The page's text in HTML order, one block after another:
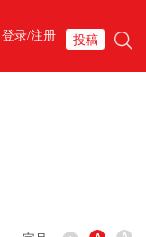
登录/注册 投稿